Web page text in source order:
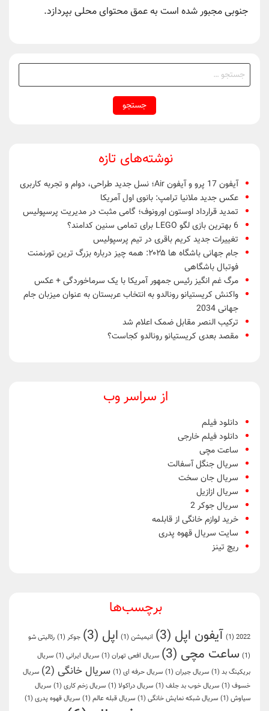
جنوبی مجبور شده است به عمق محتوای محلی بپردازد.
جستجو
برای:
نوشته‌های تازه
آیفون 17 پرو و آیفون Air؛ نسل جدید طراحی، دوام و تجربه کاربری
عکس جدید ملانیا ترامپ: بانوی اول آمریکا
تمدید قرارداد اوستون اورونوف؛ گامی مثبت در مدیریت پرسپولیس
6 بهترین بازی لگو LEGO برای تمامی سنین کدامند؟
تغییرات جدید کریم باقری در تیم پرسپولیس
جام جهانی باشگاه ها ۲۰۲۵: همه چیز درباره بزرگ ترین تورنمنت
فوتبال باشگاهی
مرگ غم انگیز رئیس جمهور آمریکا با یک سرماخوردگی + عکس
واکنش کریستیانو رونالدو به انتخاب عربستان به عنوان میزبان جام
جهانی 2034
ترکیب النصر مقابل ضمک اعلام شد
مقصد بعدی کریستیانو رونالدو کجاست؟
از سراسر وب
دانلود فیلم
دانلود فیلم خارجی
ساعت مچی
سریال جنگل آسفالت
سریال جان سخت
سریال ازازیل
سریال جوکر 2
خرید لوازم خانگی از قابلمه
سایت سریال قهوه پدری
ریچ تینز
برچسب‌ها
2022
(1) آیفون اپل (3) انیمیشن (1) اپل (3) جوکر (1)
رئالیتی شو
(1)
ساعت مچی (3) سریال افعی تهران (1) سریال ایرانی (1)
سریال
بریکینگ بد (1) سریال جیران (1) سریال حرفه ای (1) سریال خانگی (2)
سریال
خسوف (1) سریال خوب بد جلف (1) سریال دراکولا (1) سریال زخم کاری (1)
سریال
سیاوش (1) سریال شبکه نمایش خانگی (1) سریال قبله عالم (1) سریال قهوه پدری (1)